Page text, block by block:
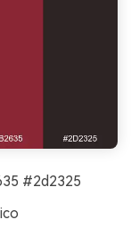
#2d2325